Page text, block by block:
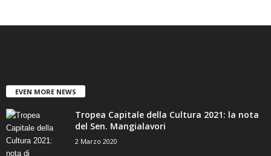
EVEN MORE NEWS
Tropea Capitale della Cultura 2021: la nota
del Sen. Mangialavori
2 Marzo 2020